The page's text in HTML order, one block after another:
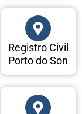
Registro Civil
Porto do Son